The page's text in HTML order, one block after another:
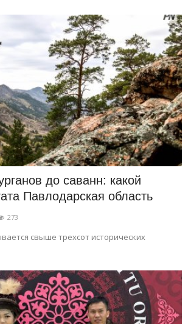
до саванн: какой
Павлодарская область
273
свыше трехсот исторических